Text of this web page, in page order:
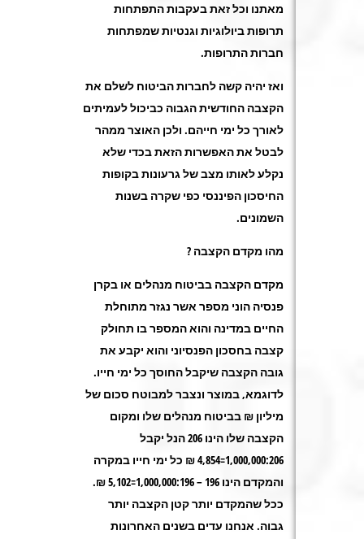
מאתנו וכל זאת בעקבות התפתחות
תרופות ביולוגיות וגנטיות שמפתחות
חברות התרופות.
ואז יהיה קשה לחברות הביטוח לשלם את
הקצבה החודשית הגבוה כביכול לעמיתים
לאורך כל ימי חייהם. ולכן האוצר ממהר
לבטל את האפשרות הזאת בכדי שלא
נקלע לאותו מצב של גרעונות בקופות
החיסכון הפיננסי כפי שקרה בשנות
השמונים.
מהו מקדם הקצבה ?
מקדם הקצבה בביטוח מנהלים או בקרן
פנסיה הוני מספר אשר נגזר מתוחלת
החיים במדינה והוא המספר בו תחולק
קצבה בחסכון הפנסיוני והוא יקבע את
גובה הקצבה שיקבל החוסך כל ימי חייו.
לדוגמא, במוצר ונצבר למבוטח סכום של
מיליון ₪ בביטוח מנהלים שלו ומקום
הקצבה שלו הינו 206 הנל יקבל
1,000,000:206=4,854 ₪ כל ימי חייו במקרה
והמקדם הינו 196 – 1,000,000:196=5,102 ₪.
ככל שהמקדם יותר קטן הקצבה יותר
גבוה. אנחנו עדים בשנים האחרונות